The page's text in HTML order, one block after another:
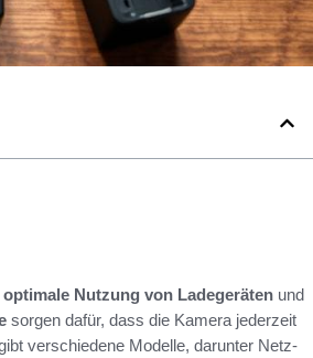
optimale Nutzung von Ladegeräten und
sorgen dafür, dass die Kamera jederzeit
verschiedene Modelle, darunter Netz-